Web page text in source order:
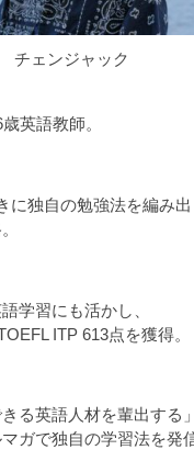
チェンジャック
英語教師。
に独自の勉強法を編み出
学習にも活かし、
ITP 613点を獲得。
る英語人材を輩出する」
ガで独自の学習法を発